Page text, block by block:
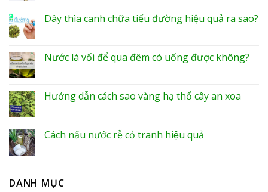
Dây thìa canh chữa tiểu đường hiệu quả ra sao?
Nước lá vối để qua đêm có uống được không?
Hướng dẫn cách sao vàng hạ thổ cây an xoa
Cách nấu nước rễ cỏ tranh hiệu quả
DANH MỤC